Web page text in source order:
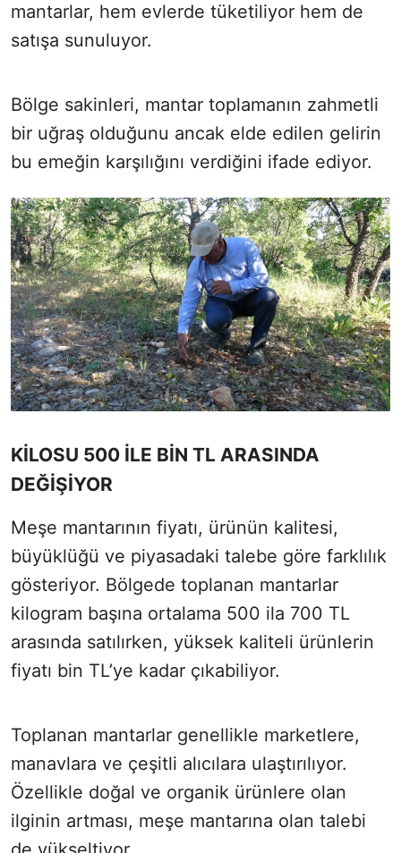
mantarlar, hem evlerde tüketiliyor hem de
satışa sunuluyor.
Bölge sakinleri, mantar toplamanın zahmetli
bir uğraş olduğunu ancak elde edilen gelirin
bu emeğin karşılığını verdiğini ifade ediyor.
KİLOSU 500 İLE BİN TL ARASINDA
DEĞİŞİYOR
Meşe mantarının fiyatı, ürünün kalitesi,
büyüklüğü ve piyasadaki talebe göre farklılık
gösteriyor. Bölgede toplanan mantarlar
kilogram başına ortalama 500 ila 700 TL
arasında satılırken, yüksek kaliteli ürünlerin
fiyatı bin TL’ye kadar çıkabiliyor.
Toplanan mantarlar genellikle marketlere,
manavlara ve çeşitli alıcılara ulaştırılıyor.
Özellikle doğal ve organik ürünlere olan
ilginin artması, meşe mantarına olan talebi